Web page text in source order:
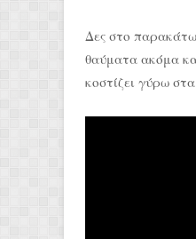
Δες στο παρακάτω
θαύματα ακόμα
κοστίζει γύρω